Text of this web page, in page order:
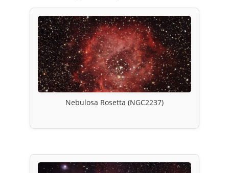
Nebulosa Rosetta (NGC2237)